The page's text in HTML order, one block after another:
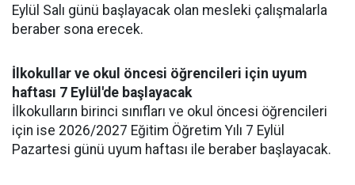
Eylül Salı günü başlayacak olan mesleki çalışmalarla
beraber sona erecek.
İlkokullar ve okul öncesi öğrencileri için uyum
haftası 7 Eylül'de başlayacak
İlkokulların birinci sınıfları ve okul öncesi öğrencileri
için ise 2026/2027 Eğitim Öğretim Yılı 7 Eylül
Pazartesi günü uyum haftası ile beraber başlayacak.